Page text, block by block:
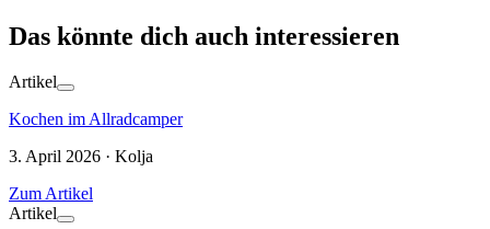
Das könnte dich auch interessieren
Artikel
Kochen im Allradcamper
3. April 2026 · Kolja
Zum Artikel
Artikel